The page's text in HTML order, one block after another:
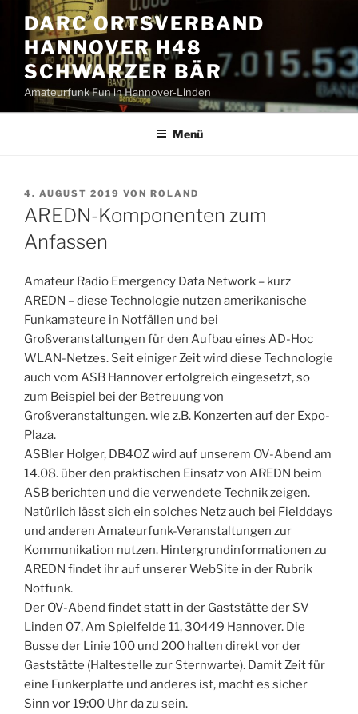
Inhalt
springen
DARC ORTSVERBAND
HANNOVER H48
SCHWARZER BÄR
Amateurfunk Fun in Hannover-Linden
Menü
VERÖFFENTLICHT
AM
4. AUGUST 2019 VON ROLAND
AREDN-Komponenten zum
Anfassen
Amateur Radio Emergency Data Network – kurz
AREDN – diese Technologie nutzen amerikanische
Funkamateure in Notfällen und bei
Großveranstaltungen für den Aufbau eines AD-Hoc
WLAN-Netzes. Seit einiger Zeit wird diese Technologie
auch vom ASB Hannover erfolgreich eingesetzt, so
zum Beispiel bei der Betreuung von
Großveranstaltungen. wie z.B. Konzerten auf der Expo-
Plaza.
ASBler Holger, DB4OZ wird auf unserem OV-Abend am
14.08. über den praktischen Einsatz von AREDN beim
ASB berichten und die verwendete Technik zeigen.
Natürlich lässt sich ein solches Netz auch bei Fielddays
und anderen Amateurfunk-Veranstaltungen zur
Kommunikation nutzen. Hintergrundinformationen zu
AREDN findet ihr auf unserer WebSite in der Rubrik
Notfunk.
Der OV-Abend findet statt in der Gaststätte der SV
Linden 07, Am Spielfelde 11, 30449 Hannover. Die
Busse der Linie 100 und 200 halten direkt vor der
Gaststätte (Haltestelle zur Sternwarte). Damit Zeit für
eine Funkerplatte und anderes ist, macht es sicher
Sinn vor 19:00 Uhr da zu sein.